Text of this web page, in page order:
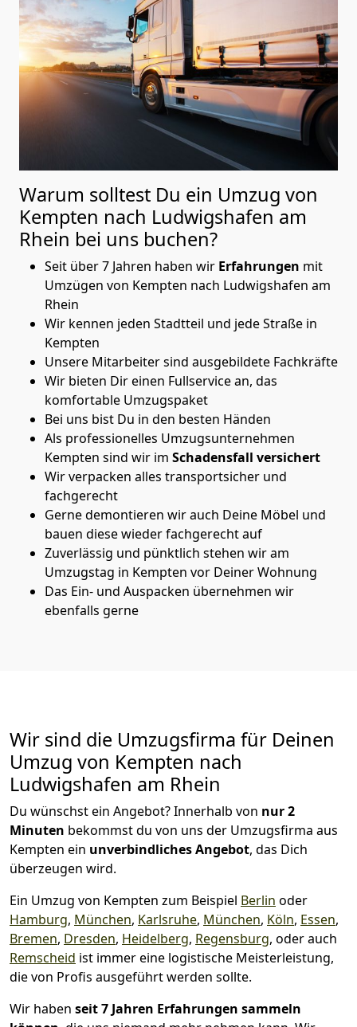
Warum solltest Du ein Umzug von
Kempten nach Ludwigshafen am
Rhein bei uns buchen?
Seit über 7 Jahren haben wir Erfahrungen mit
Umzügen von Kempten nach Ludwigshafen am
Rhein
Wir kennen jeden Stadtteil und jede Straße in
Kempten
Unsere Mitarbeiter sind ausgebildete Fachkräfte
Wir bieten Dir einen Fullservice an, das
komfortable Umzugspaket
Bei uns bist Du in den besten Händen
Als professionelles Umzugsunternehmen
Kempten sind wir im Schadensfall versichert
Wir verpacken alles transportsicher und
fachgerecht
Gerne demontieren wir auch Deine Möbel und
bauen diese wieder fachgerecht auf
Zuverlässig und pünktlich stehen wir am
Umzugstag in Kempten vor Deiner Wohnung
Das Ein- und Auspacken übernehmen wir
ebenfalls gerne
Wir sind die Umzugsfirma für Deinen
Umzug von Kempten nach
Ludwigshafen am Rhein
Du wünschst ein Angebot? Innerhalb von nur 2
Minuten bekommst du von uns der Umzugsfirma aus
Kempten ein unverbindliches Angebot, das Dich
überzeugen wird.
Ein Umzug von Kempten zum Beispiel Berlin oder
Hamburg, München, Karlsruhe, München, Köln, Essen,
Bremen, Dresden, Heidelberg, Regensburg, oder auch
Remscheid ist immer eine logistische Meisterleistung,
die von Profis ausgeführt werden sollte.
Wir haben seit7 Jahren Erfahrungen sammeln